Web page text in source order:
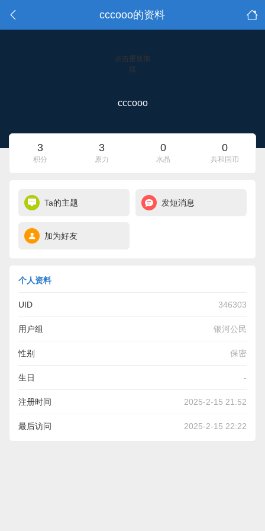
cccooo的资料
点击重新加
载
cccooo
3
积分
3
原力
0
水晶
0
共和国币
Ta的主题 发短消息
加为好友
个人资料
UID 346303
用户组 银河公民
性别 保密
生日 -
注册时间 2025-2-15 21:52
最后访问 2025-2-15 22:22